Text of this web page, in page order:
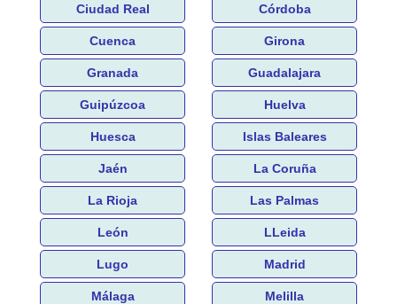
Ciudad Real Córdoba
Cuenca Girona
Granada Guadalajara
Guipúzcoa Huelva
Huesca Islas Baleares
Jaén La Coruña
La Rioja Las Palmas
León LLeida
Lugo Madrid
Málaga Melilla